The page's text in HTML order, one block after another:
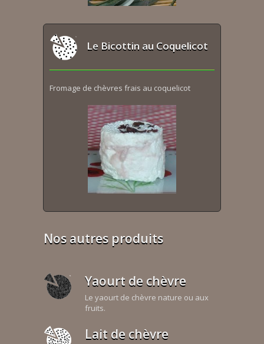
Le Bicottin au Coquelicot
Fromage de chèvres frais au coquelicot
Nos autres produits
Yaourt de chèvre
Le yaourt de chèvre nature ou aux
fruits.
Lait de chèvre